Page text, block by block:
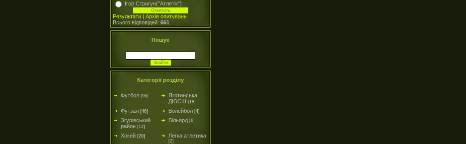
Ігор Стригун("Атлетік")
Результати | Архів опитувань
Всього відповідей: 661
Пошук
Категорії розділу
Футбол [96]
Яготинська
ДЮСШ [18]
Футзал [46] Волейбол [4]
Згурівський
район [12]
Більярд [6]
Хокей [20] Легка атлетика
[2]